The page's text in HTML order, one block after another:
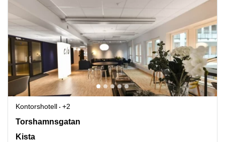
Kontorshotell
+2
Torshamnsgatan 35, Kista
Torshamnsgatan
Kista